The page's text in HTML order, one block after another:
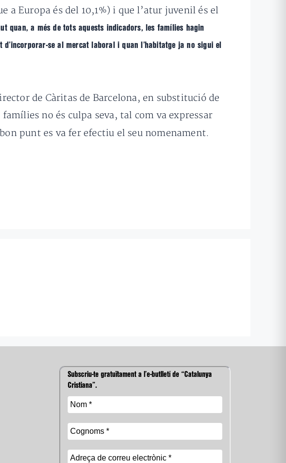
a Europa és del 10,1%) i que l’atur juvenil és el
quan, a més de tots aquests indicadors, les famílies hagin
se al mercat laboral i quan l’habitatge ja no sigui el
de Càritas de Barcelona, en substitució de
no és culpa seva, tal com va expressar
punt es va fer efectiu el seu nomenament.
Subscriu-te gratuïtament a l’e-butlletí de “Catalunya
Cristiana”.